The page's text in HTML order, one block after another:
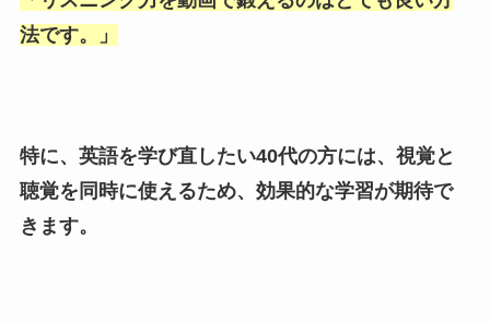
法です。
」
特に、英語を学び直したい40代の方には、視覚と
聴覚を同時に使えるため、効果的な学習が期待で
きます。